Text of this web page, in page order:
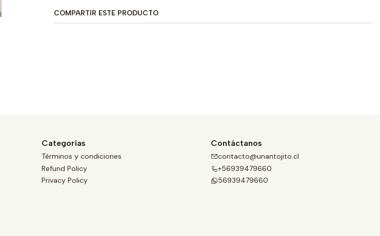
COMPARTIR ESTE PRODUCTO
Categorías
Términos y condiciones
Refund Policy
Privacy Policy
Contáctanos
contacto@unantojito.cl
+56939479660
56939479660